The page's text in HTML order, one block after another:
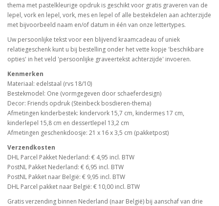
thema met pastelkleurige opdruk is geschikt voor gratis graveren van de
lepel, vork en lepel, vork, mes en lepel of alle bestekdelen aan achterzijde
met bijvoorbeeld naam en/of datum in één van onze lettertypes.
Uw persoonlijke tekst voor een blijvend kraamcadeau of uniek
relatiegeschenk kunt u bij bestelling onder het vette kopje 'beschikbare
opties' in het veld 'persoonlijke graveertekst achterzijde' invoeren.
Kenmerken
Materiaal: edelstaal (rvs 18/10)
Bestekmodel: One (vormgegeven door schaeferdesign)
Decor: Friends opdruk (Steinbeck bosdieren-thema)
Afmetingen kinderbestek: kindervork 15,7 cm, kindermes 17 cm,
kinderlepel 15,8 cm en dessertlepel 13,2 cm
Afmetingen geschenkdoosje: 21 x 16 x 3,5 cm (pakketpost)
Verzendkosten
DHL Parcel Pakket Nederland: € 4,95 incl. BTW
PostNL Pakket Nederland: € 6,95 incl. BTW
PostNL Pakket naar België: € 9,95 incl. BTW
DHL Parcel pakket naar België: € 10,00 incl. BTW
Gratis verzending binnen Nederland (naar België) bij aanschaf van drie